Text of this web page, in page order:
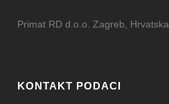
Primat RD d.o.o. Zagreb, Hrvatska
KONTAKT PODACI